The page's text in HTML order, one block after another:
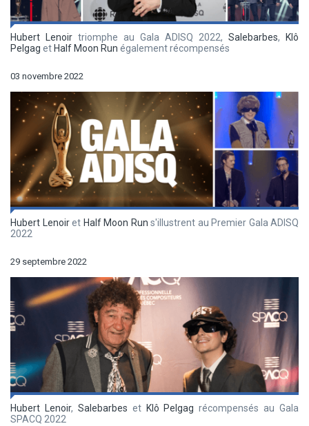
Hubert Lenoir triomphe au Gala ADISQ 2022, Salebarbes,
Klô
Pelgag et Half Moon Run également récompensés
03 novembre 2022
Hubert Lenoiret Half Moon Run s'illustrent au Premier Gala ADISQ
2022
29 septembre 2022
Hubert Lenoir, Salebarbes et Klô Pelgag récompensés au Gala
SPACQ 2022